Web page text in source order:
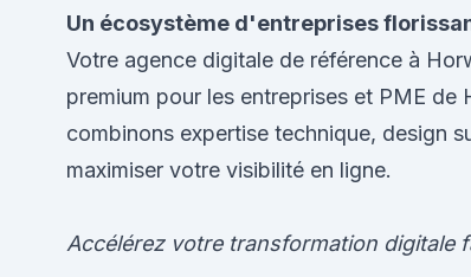
Un écosystème d'entreprises
Votre agence digitale de référence à
premium pour les entreprises et PME
combinons expertise technique, design
maximiser votre visibilité en ligne.
Accélérez votre transformation digitale